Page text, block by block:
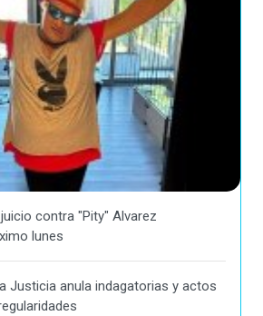
contra "Pity" Alvarez
lunes
Justicia anula indagatorias y actos